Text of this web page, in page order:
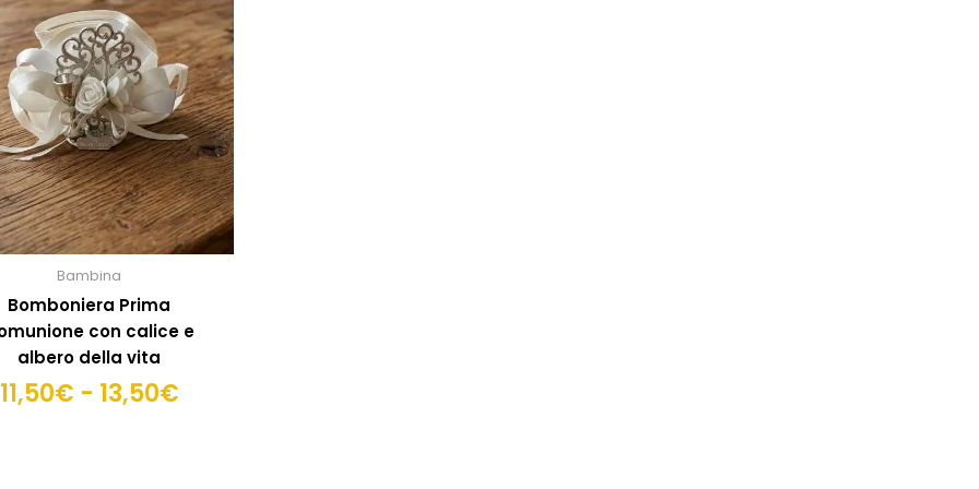
Bambina
Bomboniera Prima
con calice e
albero della vita
11,50€ - 13,50€
da
11,50€
a
13,50€
più
varianti.
Le
opzioni
possono
essere
scelte
nella
pagina
del